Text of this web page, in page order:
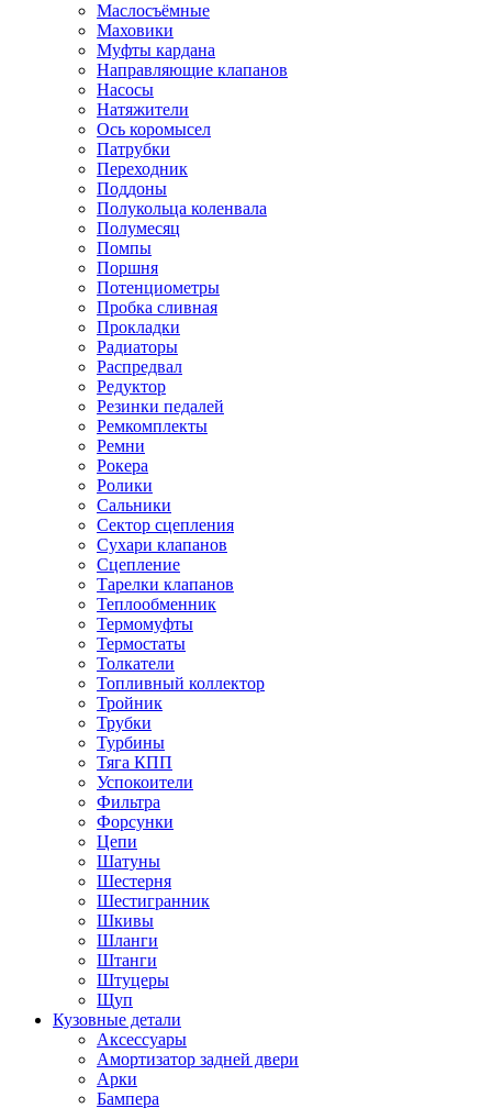
Маслосъёмные
Маховики
Муфты кардана
Направляющие клапанов
Насосы
Натяжители
Ось коромысел
Патрубки
Переходник
Поддоны
Полукольца коленвала
Полумесяц
Помпы
Поршня
Потенциометры
Пробка сливная
Прокладки
Радиаторы
Распредвал
Редуктор
Резинки педалей
Ремкомплекты
Ремни
Рокера
Ролики
Сальники
Сектор сцепления
Сухари клапанов
Сцепление
Тарелки клапанов
Теплообменник
Термомуфты
Термостаты
Толкатели
Топливный коллектор
Тройник
Трубки
Турбины
Тяга КПП
Успокоители
Фильтра
Форсунки
Цепи
Шатуны
Шестерня
Шестигранник
Шкивы
Шланги
Штанги
Штуцеры
Щуп
Кузовные детали
Аксессуары
Амортизатор задней двери
Арки
Бампера